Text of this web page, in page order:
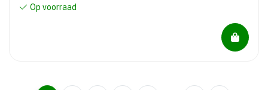
Op voorraad